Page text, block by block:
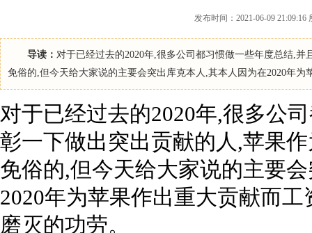
发布时间：2021-06-09
导读： 对于已经过去的2020年,很多公司都习惯做一些年度总结,
免俗的,但今天给大家说的主要会突出库克本人,其本人因为在2020年
对于已经过去的2020年,很多公
彰一下做出突出贡献的人,苹果
免俗的,但今天给大家说的主要
2020年为苹果作出重大贡献而
磨灭的功劳。